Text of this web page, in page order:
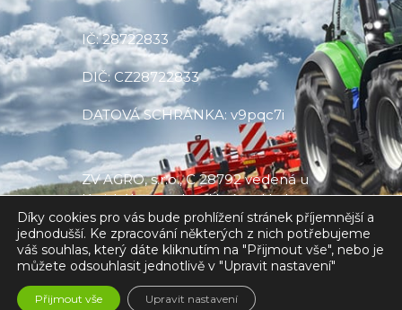
IČ: 28722833
DIČ: CZ28722833
DATOVÁ SCHRÁNKA: v9pqc7i
ZV AGRO, s.r.o., C 28792 vedená u
Krajského soudu v Ústí nad Labem
Díky cookies pro vás bude prohlížení stránek příjemnější a
jednodušší. Ke zpracování některých z nich potřebujeme
váš souhlas, který dáte kliknutím na "Přijmout vše", nebo je
můžete odsouhlasit jednotlivě v "Upravit nastavení"
Přijmout vše Upravit nastavení